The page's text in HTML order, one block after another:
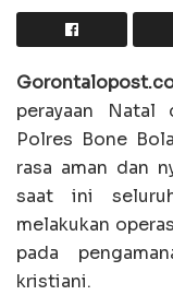
perayaan Natal
Polres Bone
rasa aman dan
saat ini
melakukan
pada
kristiani.